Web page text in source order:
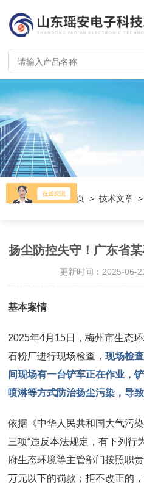
当前位置：首页 >技术文章
扬尘防控失守！广东省
更新时间：2025-06-
基本案情
2025年4月15日，梅州市生态
石粉厂进行现场检查，现场检
间现场有一台铲车正在作业，
喷淋等方式防治扬尘污染，导
依据《中华人民共和国大气污
三项“违反本法规定，有下列行
府生态环境等主管部门按照职
万元以下的罚款；拒不改正的